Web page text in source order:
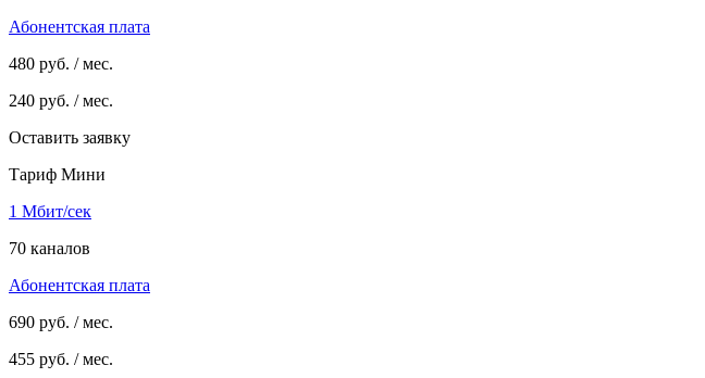
Абонентская плата
480 руб. / мес.
240 руб. / мес.
Оставить заявку
Тариф Мини
1 Мбит/сек
70 каналов
Абонентская плата
690 руб. / мес.
455 руб. / мес.